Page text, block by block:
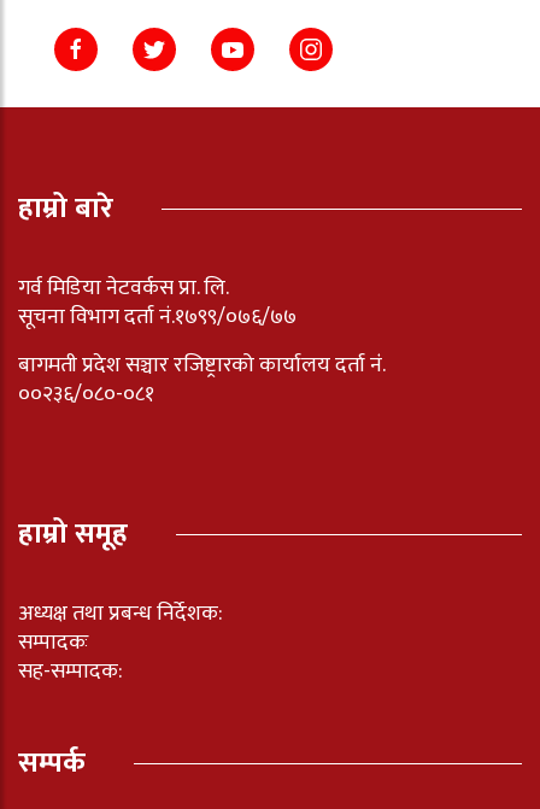
हाम्रो बारे
गर्व मिडिया नेटवर्कस प्रा. लि.
सूचना विभाग दर्ता नं.१७९९/०७६/७७
बागमती प्रदेश सञ्चार रजिष्ट्रारको कार्यालय दर्ता नंं.
००२३६/०८०-०८१
हाम्रो समूह
अध्यक्ष तथा प्रबन्ध निर्देशक:
सम्पादकः
सह-सम्पादक:
सम्पर्क